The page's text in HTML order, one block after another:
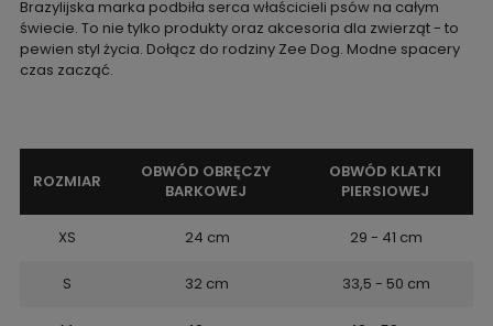
Brazylijska marka podbiła serca właścicieli psów na całym
świecie. To nie tylko produkty oraz akcesoria dla zwierząt - to
pewien styl życia. Dołącz do rodziny Zee Dog. Modne spacery
czas zacząć.
ROZMIAR
OBWÓD OBRĘCZY
BARKOWEJ
OBWÓD KLATKI
PIERSIOWEJ
XS 24 cm 29 - 41 cm
S 32 cm 33,5 - 50 cm